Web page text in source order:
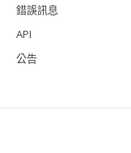
錯誤訊息
API
公告